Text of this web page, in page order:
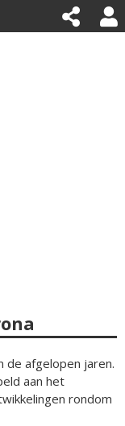
de afgelopen jaren.
aan het
rondom